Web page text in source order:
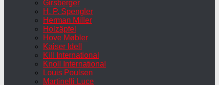
Girsberger
H. P. Spengler
Herman Miller
Holzäpfel
Hove Møbler
Kaiser Idell
Kill International
Knoll International
Louis Poulsen
Martinelli Luce